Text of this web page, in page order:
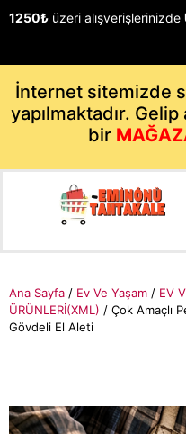
1250₺ üzeri alışverişlerinizde
İnternet sitemizde
yapılmaktadır.
bir
Ana Sayfa / Ev Ve Yaşam / EV
ÜRÜNLERİ(XML) / Çok Amaçlı
Gövdeli El Aleti